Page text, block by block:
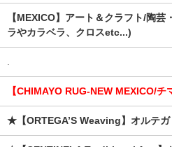
【MEXICO】アート＆クラフト/陶芸
ラやカラベラ、クロスetc...)
.
【CHIMAYO RUG-NEW MEXICO/チ
★【ORTEGA’S Weaving】オルテガ